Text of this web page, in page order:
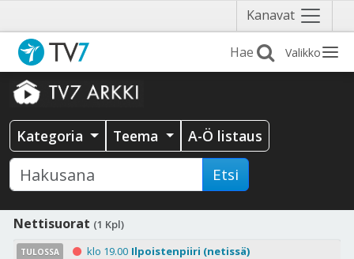
Kanavat Näytä
valikko
Valikko
Kategoria Teema A-Ö listaus
Etsi
Nettisuorat (1 Kpl)
TULOSSA klo 19.00 Ilpoistenpiiri (netissä)